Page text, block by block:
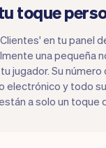
toque
en tu panel
una pequeña
jugador. Su
electrónico y todo
a solo un toque